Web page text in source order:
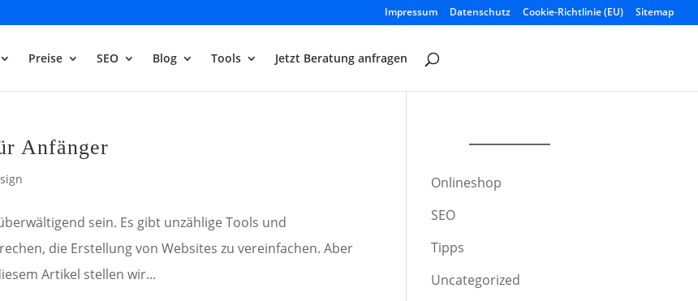
Impressum Datenschutz Cookie-Richtlinie (EU) Sitemap
Preise SEO Blog Tools Jetzt Beratung anfragen
Anfänger
sein. Es gibt unzählige Tools und
die Erstellung von Websites zu vereinfachen. Aber
Artikel stellen wir...
Onlineshop
SEO
Tipps
Uncategorized